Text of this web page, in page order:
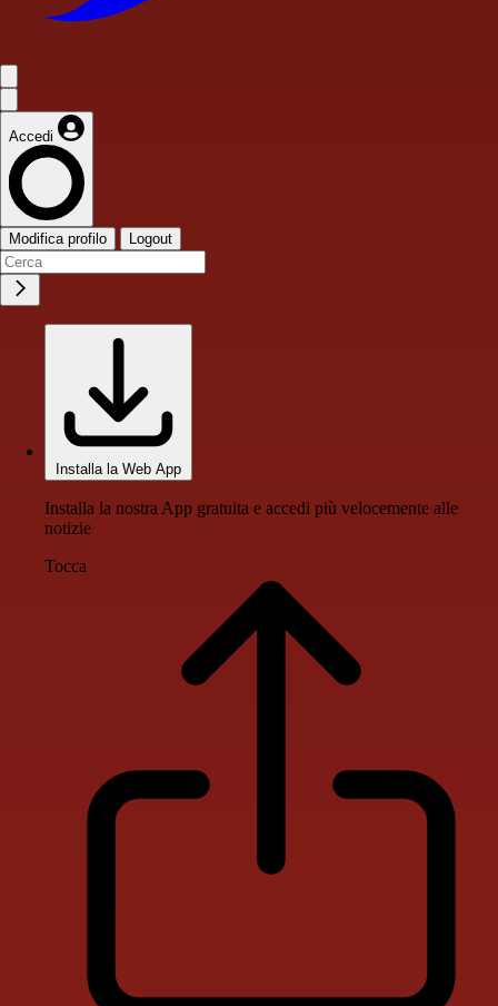
Accedi
Modifica profilo Logout
Installa la Web App
Installa la nostra App gratuita e accedi più velocemente alle
notizie
Tocca